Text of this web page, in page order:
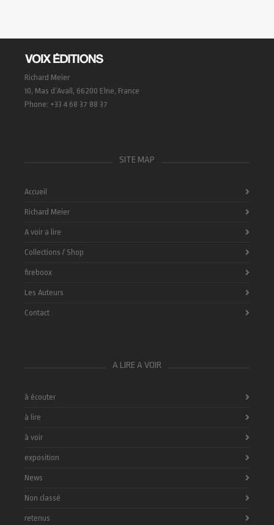
Richard Meier
10, Mas d’Avall, 66200 Elne, France
Phone: +33 4 68 37 88 37
SITE MAP
Accueil
Richard Meier
A voir a lire
Collections / Shop
fireboox
Les Auteurs
Contact
A LIRE A VOIR
à écouter
à lire
à voir
exposition
News
Non classé
retenus